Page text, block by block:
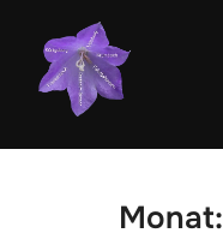
Inhalt
springen
Monat: